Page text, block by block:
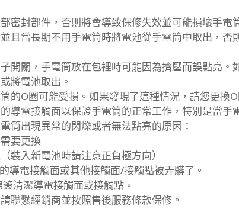
密封部件，否則將會導致保修失效並可能損壞手電
且當長期不用手電筒時將電池從手電筒中取出，否
開關，手電筒放在包裡時可能因為擠壓而誤點亮。
將電池取出。
的O圈可能受損。如果發現了這種情況，請您更換
導電接觸面以保證手電筒的正常工作，特別是當手
筒出現異常的閃爍或者無法點亮的原因：
要更換
裝入新電池時請注意正負極方向）
導電接觸面或其他接觸面/接觸點被弄髒了。
清潔導電接觸面或接觸點。
聯繫經銷商並按照售後服務條款保修。